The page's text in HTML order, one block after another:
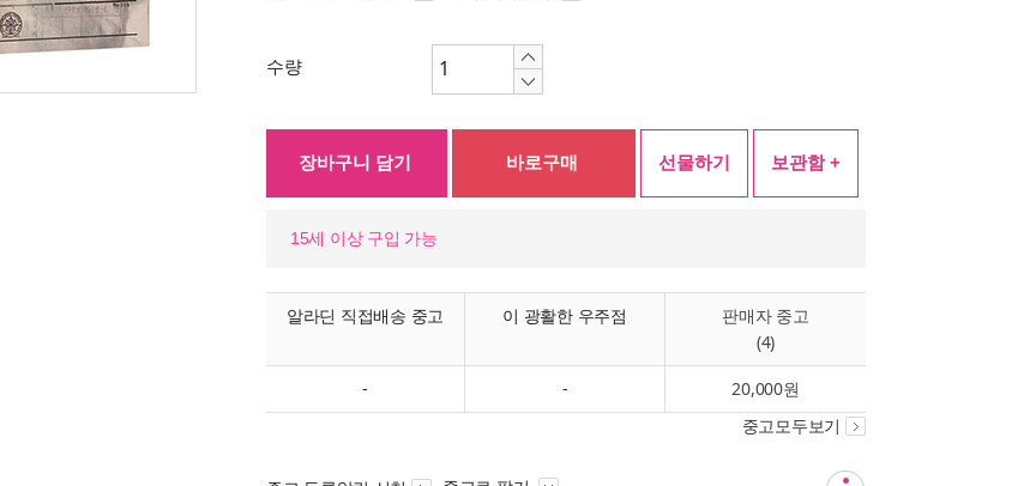
수량
장바구니 담기 바로구매 선물하기 보관함 +
15세 이상 구입 가능
알라딘 직접배송 중고 이 광활한 우주점
판매자 중고
(4)
- - 20,000원
중고모두보기